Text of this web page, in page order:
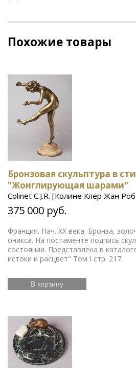
Похожие товары
Бронзовая скульптура в
"Жонглирующая шарами"
Colinet C.J.R. [Колине Клер Жан
375 000 руб.
Франция. Нач. ХХ века. Бронза,
оникса. На постаменте подпись
состоянии. Представлена в
истоки и расцвет" Том I стр. 217.
В корзину